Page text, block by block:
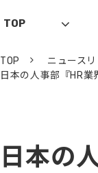
TOP
TOP ニュース
日本の人事部『HR
日本の